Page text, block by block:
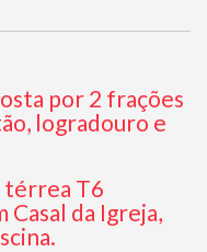
térrea T6
da Igreja,